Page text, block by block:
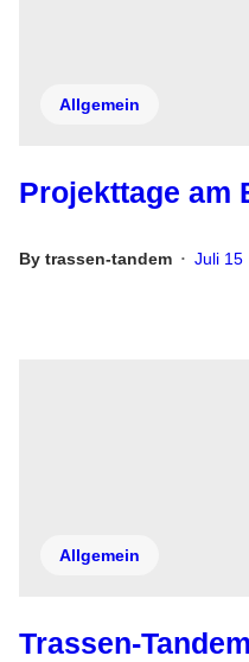
Allgemein
Projekttage am
By trassen-tandem • Juli 15
Allgemein
Trassen-